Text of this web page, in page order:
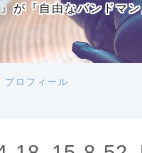
が『自由なバンドマ
プロフィール